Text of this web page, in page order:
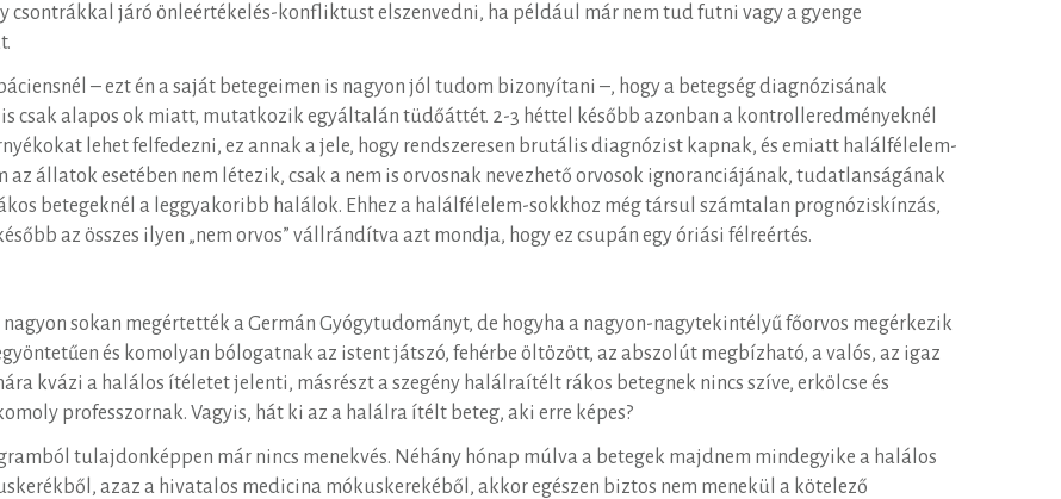
járó önleértékelés-konfliktust elszenvedni, ha például már nem tud futni vagy a gyenge
– ezt én a saját betegeimen is nagyon jól tudom bizonyítani –, hogy a betegség diagnózisának
csak alapos ok miatt, mutatkozik egyáltalán tüdőáttét. 2-3 héttel később azonban a kontrolleredményeknél
lehet felfedezni, ez annak a jele, hogy rendszeresen brutális diagnózist kapnak, és emiatt halálfélelem-
állatok esetében nem létezik, csak a nem is orvosnak nevezhető orvosok ignoranciájának, tudatlanságának
betegeknél a leggyakoribb halálok. Ehhez a halálfélelem-sokkhoz még társul számtalan prognóziskínzás,
az összes ilyen „nem orvos” vállrándítva azt mondja, hogy ez csupán egy óriási félreértés.
sokan megértették a Germán Gyógytudományt, de hogyha a nagyon-nagytekintélyű főorvos megérkezik
és komolyan bólogatnak az istent játszó, fehérbe öltözött, az abszolút megbízható, a valós, az igaz
kvázi a halálos ítéletet jelenti, másrészt a szegény halálraítélt rákos betegnek nincs szíve, erkölcse és
professzornak. Vagyis, hát ki az a halálra ítélt beteg, aki erre képes?
tulajdonképpen már nincs menekvés. Néhány hónap múlva a betegek majdnem mindegyike a halálos
azaz a hivatalos medicina mókuskerekéből, akkor egészen biztos nem menekül a kötelező